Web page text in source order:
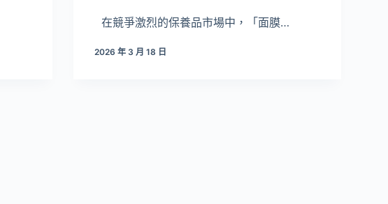
在競爭激烈的保養品市場中，「面膜…
2026 年 3 月 18 日